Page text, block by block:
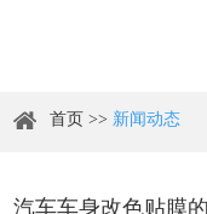
首页 >> 新闻动态
汽车车身改色贴膜